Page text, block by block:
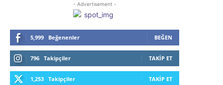
- Advertisement -
5,999 Beğenenler BEĞEN
796 Takipçiler TAKIP ET
1,253 Takipçiler TAKIP ET